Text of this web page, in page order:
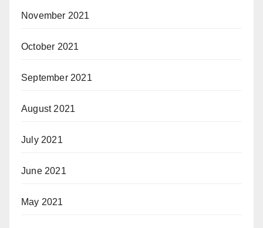
November 2021
October 2021
September 2021
August 2021
July 2021
June 2021
May 2021